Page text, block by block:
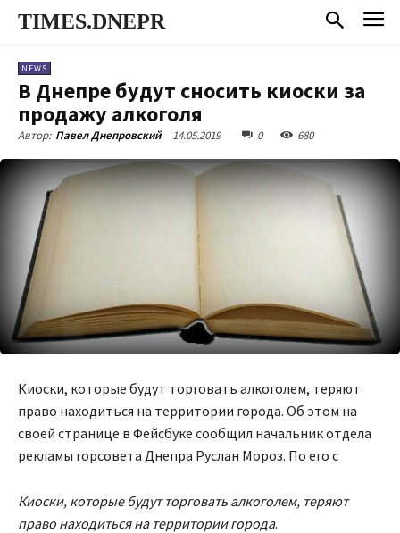
TIMES.DNEPR
NEWS
В Днепре будут сносить киоски за
продажу алкоголя
Автор: Павел Днепровский 14.05.2019 0 680
Киоски, которые будут торговать алкоголем, теряют
право находиться на территории города. Об этом на
своей странице в Фейсбуке сообщил начальник отдела
рекламы горсовета Днепра Руслан Мороз. По его с
Киоски, которые будут торговать алкоголем, теряют
право находиться на территории города.